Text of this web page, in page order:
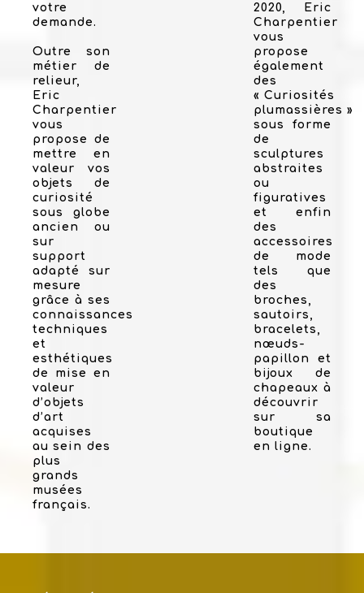
votre
demande.
Outre son
métier de
relieur,
Eric
Charpentier
vous
propose de
mettre en
valeur vos
objets de
curiosité
sous globe
ancien ou
sur
support
adapté sur
mesure
grâce à ses
connaissances
techniques
et
esthétiques
de mise en
valeur
d’objets
d’art
acquises
au sein des
plus
grands
musées
français.
2020, Eric
Charpentier
vous
propose
également
des
« Curiosités
plumassières »
sous forme
de
sculptures
abstraites
ou
figuratives
et enfin
des
accessoires
de mode
tels que
des
broches,
sautoirs,
bracelets,
nœuds-
papillon et
bijoux de
chapeaux à
découvrir
sur sa
boutique
en ligne.